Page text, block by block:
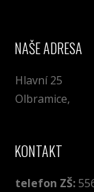
NAŠE ADRESA
Hlavní 25
KONTAKT
telefon ZŠ: